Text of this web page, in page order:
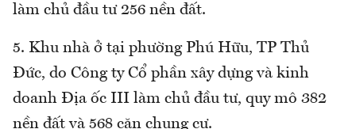
làm chủ đầu tư 256 nền đất.
5. Khu nhà ở tại phường Phú Hữu, TP Thủ
Đức, do Công ty Cổ phần xây dựng và kinh
doanh Địa ốc III làm chủ đầu tư, quy mô 382
nền đất và 568 căn chung cư.